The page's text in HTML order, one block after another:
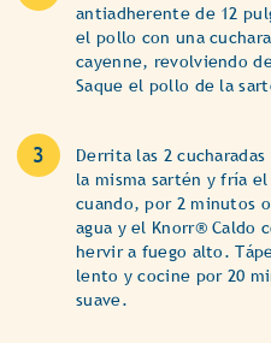
antiadherente de 12
el pollo con una
cayenne, revolviendo
Saque el pollo de la
Derrita las 2
la misma sartén y fría
cuando, por 2 minutos
agua y el Knorr® Caldo
hervir a fuego alto.
lento y cocine por 20
suave.